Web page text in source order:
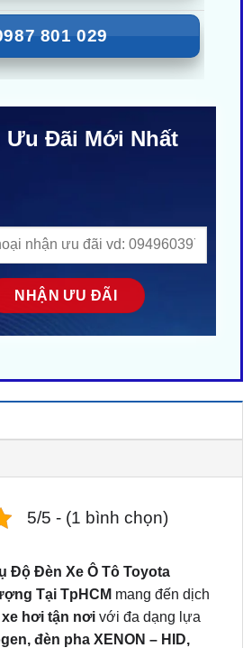
Độ Đèn Xe Ô Tô Toyota
hơi tận nơivới đa dạng lựa
đèn pha XENON – HID,
đèn pha LED ô tô…, phù hợp
thuật viên giàu kinh nghiệm